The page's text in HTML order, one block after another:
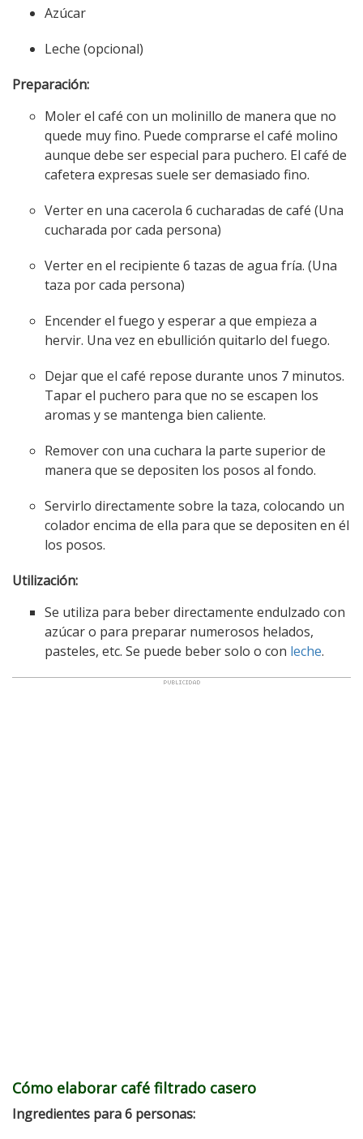
Azúcar
Leche (opcional)
Preparación:
Moler el café con un molinillo de manera que no
quede muy fino. Puede comprarse el café molino
aunque debe ser especial para puchero. El café de
cafetera expresas suele ser demasiado fino.
Verter en una cacerola 6 cucharadas de café (Una
cucharada por cada persona)
Verter en el recipiente 6 tazas de agua fría. (Una
taza por cada persona)
Encender el fuego y esperar a que empieza a
hervir. Una vez en ebullición quitarlo del fuego.
Dejar que el café repose durante unos 7 minutos.
Tapar el puchero para que no se escapen los
aromas y se mantenga bien caliente.
Remover con una cuchara la parte superior de
manera que se depositen los posos al fondo.
Servirlo directamente sobre la taza, colocando un
colador encima de ella para que se depositen en él
los posos.
Utilización:
Se utiliza para beber directamente endulzado con
azúcar o para preparar numerosos helados,
pasteles, etc. Se puede beber solo o con leche.
Cómo elaborar café filtrado casero
Ingredientes para 6 personas: